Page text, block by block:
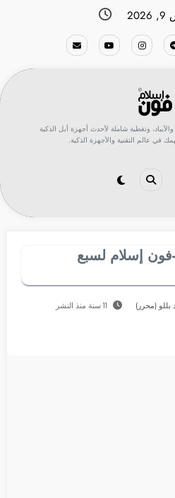
وتغطية شاملة لأحدث أجهزة أبل الذكية
في عالم التقنية والأجهزة الذكية.
فون إسلام لسبع
بللو (محرر) 11 سنة منذ النشر